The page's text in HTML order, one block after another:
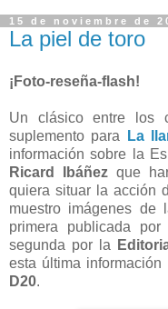
15 de noviembre de
La piel de toro
¡Foto-reseña-flash!
Un clásico entre los
suplemento para
La
información sobre la
Ricard Ibáñez que
quiera situar la acción
muestro imágenes de
primera publicada por
segunda por la
esta última
D20.